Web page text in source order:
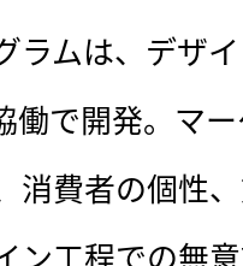
ムは、デザ
働で開発。マ
消費者の個性
ン工程での無